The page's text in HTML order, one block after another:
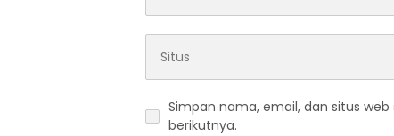
Simpan nama, email, dan situs
berikutnya.